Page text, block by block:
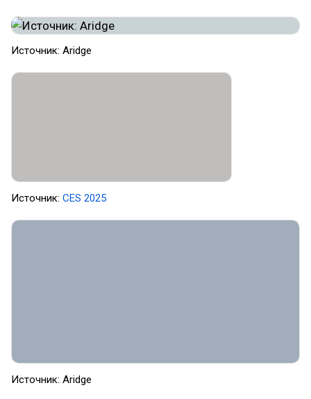
Источник: Aridge
Источник: CES 2025
Источник: Aridge